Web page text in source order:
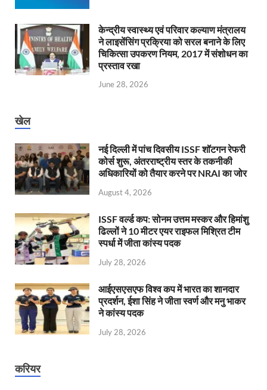
केन्‍द्रीय स्वास्थ्य एवं परिवार कल्याण मंत्रालय
ने लाइसेंसिंग प्रक्रिया को सरल बनाने के लिए
चिकित्सा उपकरण नियम, 2017 में संशोधन का
प्रस्ताव रखा
June 28, 2026
खेल
नई दिल्ली में पांच दिवसीय ISSF शॉटगन रेफरी
कोर्स शुरू, अंतरराष्ट्रीय स्तर के तकनीकी
अधिकारियों को तैयार करने पर NRAI का जोर
August 4, 2026
ISSF वर्ल्ड कप: सोनम उत्तम मस्कर और हिमांशु
ढिल्लों ने 10 मीटर एयर राइफल मिश्रित टीम
स्पर्धा में जीता कांस्य पदक
July 28, 2026
आईएसएसएफ विश्व कप में भारत का शानदार
प्रदर्शन, ईशा सिंह ने जीता स्वर्ण और मनु भाकर
ने कांस्य पदक
July 28, 2026
करियर